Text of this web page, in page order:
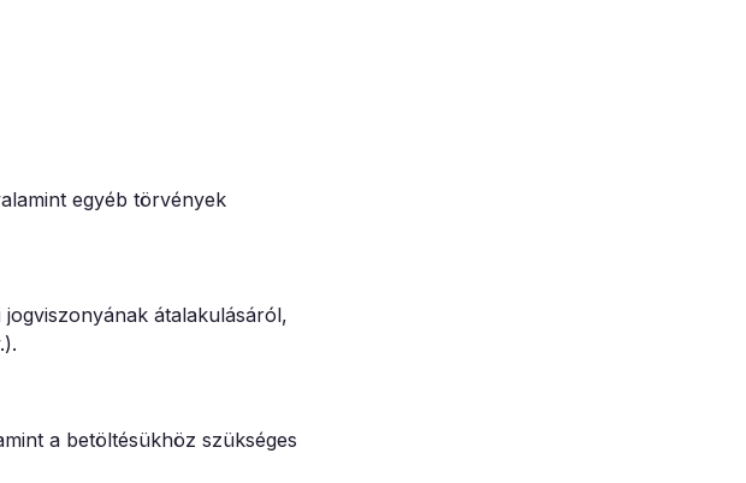
egyéb törvények
átalakulásáról,
a betöltésükhöz szükséges